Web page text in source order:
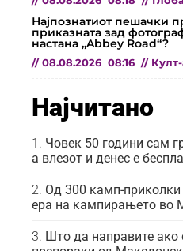
Најпознатиот пешачки
приказната зад
настана „Abbey Road“?
// 08.08.2026 08:16 //
Најчитано
Човек 50 години сам
а влезот и денес е
Од 300 камп-приколки
ера на кампирањето во
Што да направите ако